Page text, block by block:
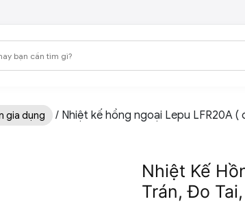
gia dụng
/ Nhiệt kế hồng ngoại Lepu LFR20A
Nhiệt Kế
Trán, Đo